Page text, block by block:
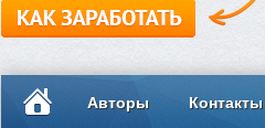
Авторы Контакты